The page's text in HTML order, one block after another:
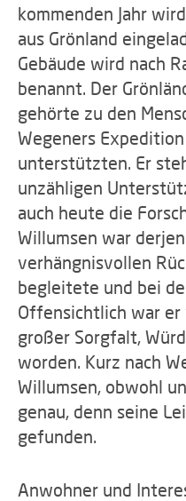
kommenden Jahr
aus Grönland
Gebäude wird nach
benannt. Der
gehörte zu den
Wegeners
unterstützten. Er
unzähligen
auch heute die
Willumsen war
verhängnisvollen
begleitete und bei
Offensichtlich war
großer Sorgfalt,
worden. Kurz nach
Willumsen, obwohl
genau, denn seine
gefunden.
Anwohner und